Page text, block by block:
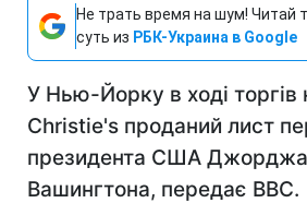
Не трать время на шум! Читай
суть из РБК-Украина в Google
У Нью-Йорку в ході торгів
Christie's проданий лист
президента США Джорджа
Вашингтона, передає BBC.